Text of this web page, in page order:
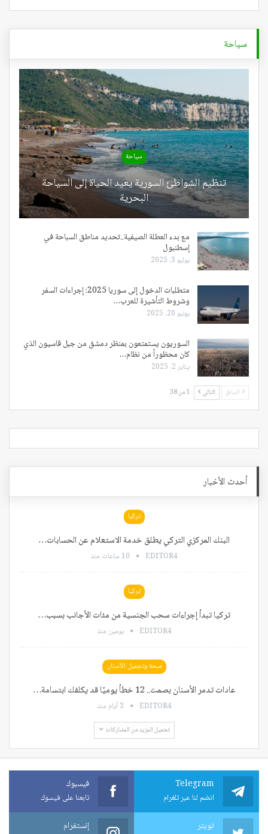
سياحة
سياحة
تنظيم الشواطئ السورية يعيد الحياة إلى السياحة
البحرية
مع بدء العطلة الصيفية..تحديد مناطق السباحة في
إسطنبول
يوليو 3, 2025
متطلبات الدخول إلى سوريا 2025: إجراءات السفر
وشروط التأشيرة للعرب…
يونيو 20, 2025
السوريون يستمتعون بمنظر دمشق من جبل قاسيون الذي
كان محظوراً من نظام…
يناير 2, 2025
السابق التالي 1 من 38
أحدث الأخبار
تركيا
البنك المركزي التركي يطلق خدمة الاستعلام عن الحسابات…
EDITOR4 10 ساعات منذ
تركيا
تركيا تبدأ إجراءات سحب الجنسية من مئات الأجانب بسبب…
EDITOR4 يومين منذ
صحة وتجميل الأسنان
عادات تدمر الأسنان بصمت.. 12 خطأ يوميًا قد يكلفك ابتسامة…
EDITOR4 3 أيام منذ
تحميل المزيد من المشاركات
Telegram
انضم لنا عبر تلغرام
فيسبوك
تابعنا على فيسوك
تويتر إنستغرام